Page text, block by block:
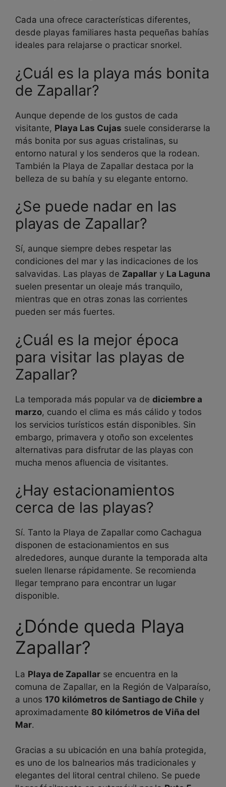
Cada una ofrece características diferentes,
desde playas familiares hasta pequeñas bahías
ideales para relajarse o practicar snorkel.
¿Cuál es la playa más bonita
de Zapallar?
Aunque depende de los gustos de cada
visitante, Playa Las Cujas suele considerarse la
más bonita por sus aguas cristalinas, su
entorno natural y los senderos que la rodean.
También la Playa de Zapallar destaca por la
belleza de su bahía y su elegante entorno.
¿Se puede nadar en las
playas de Zapallar?
Sí, aunque siempre debes respetar las
condiciones del mar y las indicaciones de los
salvavidas. Las playas de Zapallar y La Laguna
suelen presentar un oleaje más tranquilo,
mientras que en otras zonas las corrientes
pueden ser más fuertes.
¿Cuál es la mejor época
para visitar las playas de
Zapallar?
La temporada más popular va de diciembre a
marzo, cuando el clima es más cálido y todos
los servicios turísticos están disponibles. Sin
embargo, primavera y otoño son excelentes
alternativas para disfrutar de las playas con
mucha menos afluencia de visitantes.
¿Hay estacionamientos
cerca de las playas?
Sí. Tanto la Playa de Zapallar como Cachagua
disponen de estacionamientos en sus
alrededores, aunque durante la temporada alta
suelen llenarse rápidamente. Se recomienda
llegar temprano para encontrar un lugar
disponible.
¿Dónde queda Playa
Zapallar?
La Playa de Zapallar se encuentra en la
comuna de Zapallar, en la Región de Valparaíso,
a unos 170 kilómetros de Santiago de Chile y
aproximadamente 80 kilómetros de Viña del
Mar.
Gracias a su ubicación en una bahía protegida,
es uno de los balnearios más tradicionales y
elegantes del litoral central chileno. Se puede